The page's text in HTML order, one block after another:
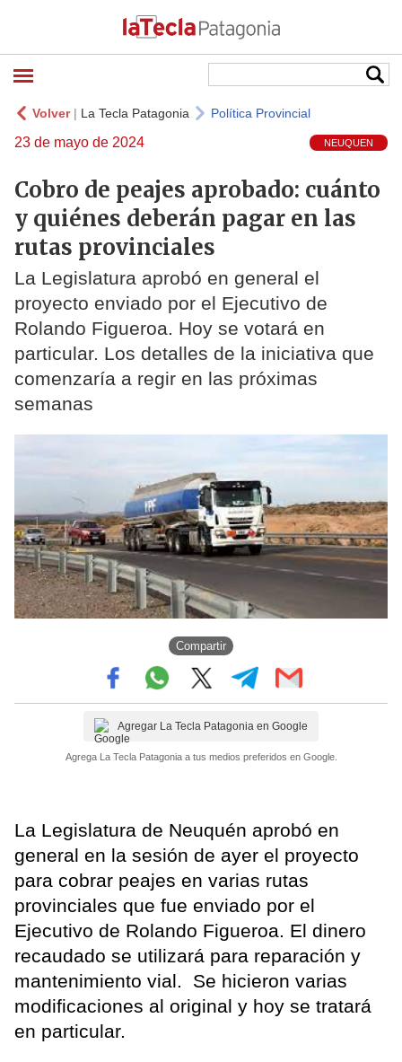
Volver| La Tecla Patagonia Política Provincial
23 de mayo de 2024 NEUQUEN
Cobro de peajes aprobado: cuánto
y quiénes deberán pagar en las
rutas provinciales
La Legislatura aprobó en general el
proyecto enviado por el Ejecutivo de
Rolando Figueroa. Hoy se votará en
particular. Los detalles de la iniciativa que
comenzaría a regir en las próximas
semanas
Compartir
Agregar La Tecla Patagonia en Google
Agrega La Tecla Patagonia a tus medios preferidos en Google.
La Legislatura de Neuquén aprobó en
general en la sesión de ayer el proyecto
para cobrar peajes en varias rutas
provinciales que fue enviado por el
Ejecutivo de Rolando Figueroa. El dinero
recaudado se utilizará para reparación y
mantenimiento vial. Se hicieron varias
modificaciones al original y hoy se tratará
en particular.